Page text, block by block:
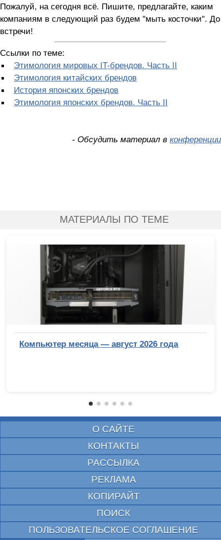
Пожалуй, на сегодня всё. Пишите, предлагайте, каким
компаниям в следующий раз будем "мыть косточки". До
встречи!
Ссылки по теме:
Этимология мировых IT-брендов. Часть II
Этимология китайских брендов
История японских брендов
Этимология японских брендов. Часть II
- Обсудить материал в конференции
МАТЕРИАЛЫ ПО ТЕМЕ
Компьютер месяца — август 2026 года
О САЙТЕ
КОНТАКТЫ
РАССЫЛКА
РЕКЛАМА
КОПИРАЙТ
ПОИСК
ПОЛЬЗОВАТЕЛЬСКОЕ СОГЛАШЕНИЕ